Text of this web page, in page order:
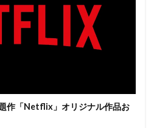
作「Netflix」オリジナル作品お